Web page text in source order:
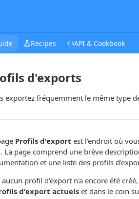
Recipes API & Cookbook
d'exports
exportez fréquemment le même type
Profils d'export est l'endroit où
La page comprend une brève
et une liste des profils
aucun profil d'export n'a encore été
d'export actuelset dans le coin